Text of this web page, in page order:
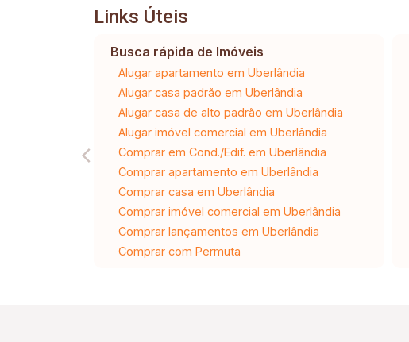
Links Úteis
Busca rápida de Imóveis
Alugar apartamento em Uberlândia
Alugar casa padrão em Uberlândia
Alugar casa de alto padrão em Uberlândia
Alugar imóvel comercial em Uberlândia
Comprar em Cond./Edif. em Uberlândia
Comprar apartamento em Uberlândia
Comprar casa em Uberlândia
Comprar imóvel comercial em Uberlândia
Comprar lançamentos em Uberlândia
Comprar com Permuta